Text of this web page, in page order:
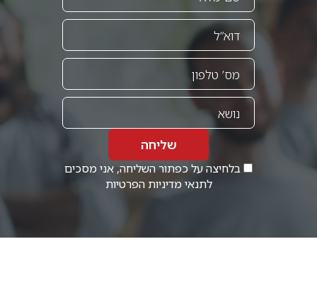
שליחה
בלחיצה על כפתור השליחה, אני מסכים
לתנאימדיניות הפרטיות